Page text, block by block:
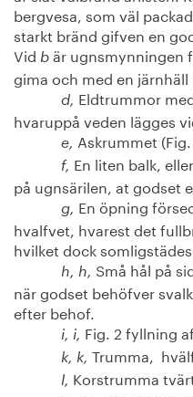
bergvesa, som väl
starkt bränd gifven en
Vid b är ugnsmynningen
gima och med en
d, Eldtrummor
hvaruppå veden lägges
e, Askrummet
f, En liten balk,
på ugnsärilen, at godset
g, En öpning
hvalfvet, hvarest det
hvilket dock
h, h, Små hål på
när godset behöfver
efter behof.
i, i, Fig. 2 fyllning
k, k, Trumma,
l, Korstrumma